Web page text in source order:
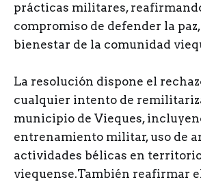
prácticas militares,
compromiso de defender la
bienestar de la comunidad
La resolución dispone el
cualquier intento de
municipio de Vieques,
entrenamiento militar, uso de
actividades bélicas en
viequense.También reafirmar